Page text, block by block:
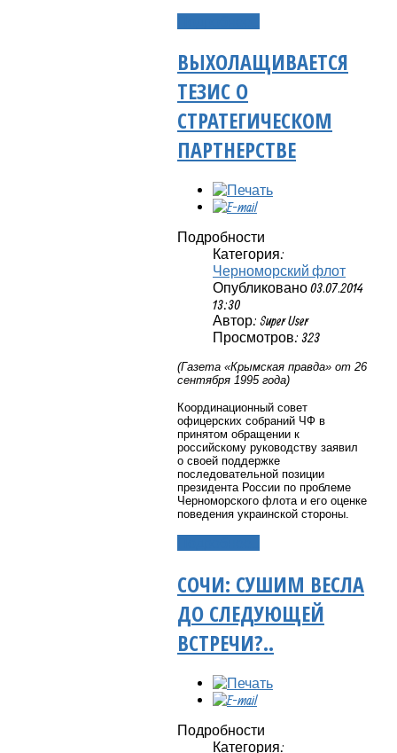
ВЫХОЛАЩИВАЕТСЯ
ТЕЗИС О
СТРАТЕГИЧЕСКОМ
ПАРТНЕРСТВЕ
Подробности
Категория:
Черноморский флот
Опубликовано 03.07.2014
13:30
Автор: Super User
Просмотров: 323
(Газета «Крымская правда» от 26
сентября 1995 года)
Координационный совет
офицерских собраний ЧФ в
принятом обращении к
российскому руководству заявил
о своей поддержке
последовательной позиции
президента России по проблеме
Черноморского флота и его оценке
поведения украинской стороны.
СОЧИ: СУШИМ ВЕСЛА
ДО СЛЕДУЮЩЕЙ
ВСТРЕЧИ?..
Подробности
Категория: